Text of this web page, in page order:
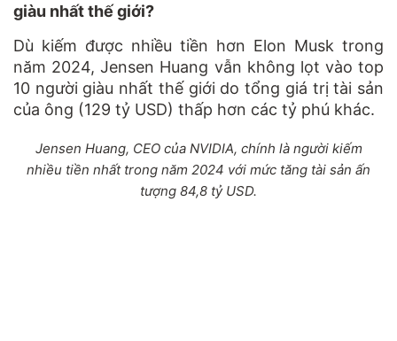
giàu nhất thế giới?
Dù kiếm được nhiều tiền hơn Elon Musk trong
năm 2024, Jensen Huang vẫn không lọt vào top
10 người giàu nhất thế giới do tổng giá trị tài sản
của ông (129 tỷ USD) thấp hơn các tỷ phú khác.
Jensen Huang, CEO của NVIDIA, chính là người kiếm
nhiều tiền nhất trong năm 2024 với mức tăng tài sản ấn
tượng 84,8 tỷ USD.